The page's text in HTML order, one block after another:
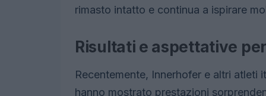
rimasto intatto e continua a ispirare
Risultati e aspettative
Recentemente, Innerhofer e altri atleti
hanno mostrato prestazioni